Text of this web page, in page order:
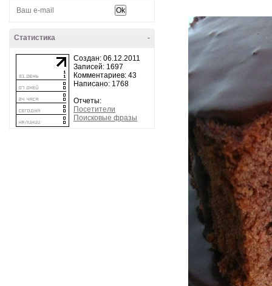
-
Статистика
Создан: 06.12.2011
Записей: 1697
Комментариев: 43
Написано: 1768
Отчеты:
Посетители
Поисковые фразы